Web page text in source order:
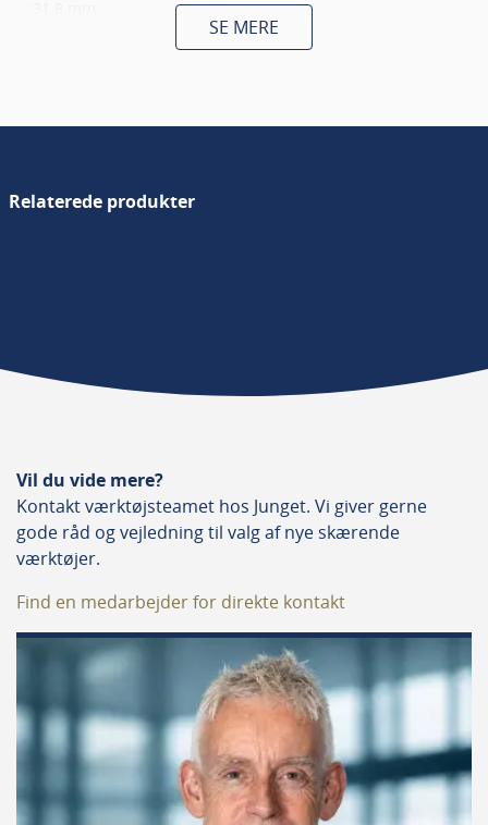
SE MERE
8 mm
9.5
Med leje
Passer til
Kunststof, Træ, Træ universal
Retning
Relaterede produkter
Vil du vide mere?
Kontakt værktøjsteamet hos Junget. Vi giver gerne
gode råd og vejledning til valg af nye skærende
værktøjer.
Find en medarbejder for direkte kontakt